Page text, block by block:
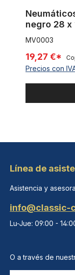
negro 28 x
MV0003
19,27 €*
Precios con
Línea de
Asistencia y
info@classic-
Lu-Jue: 09:00 -
O a través de